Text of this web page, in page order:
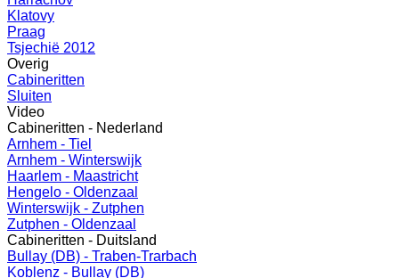
Klatovy
Praag
Tsjechië 2012
Overig
Cabineritten
Sluiten
Video
Cabineritten - Nederland
Arnhem - Tiel
Arnhem - Winterswijk
Haarlem - Maastricht
Hengelo - Oldenzaal
Winterswijk - Zutphen
Zutphen - Oldenzaal
Cabineritten - Duitsland
Bullay (DB) - Traben-Trarbach
Koblenz - Bullay (DB)